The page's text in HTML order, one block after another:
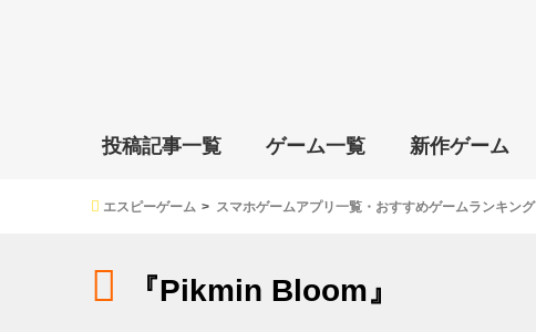
投稿記事一覧 ゲーム一覧 新作ゲーム
エスピーゲーム スマホゲームアプリ一覧・おすすめゲームランキング
『Pikmin Bloom』